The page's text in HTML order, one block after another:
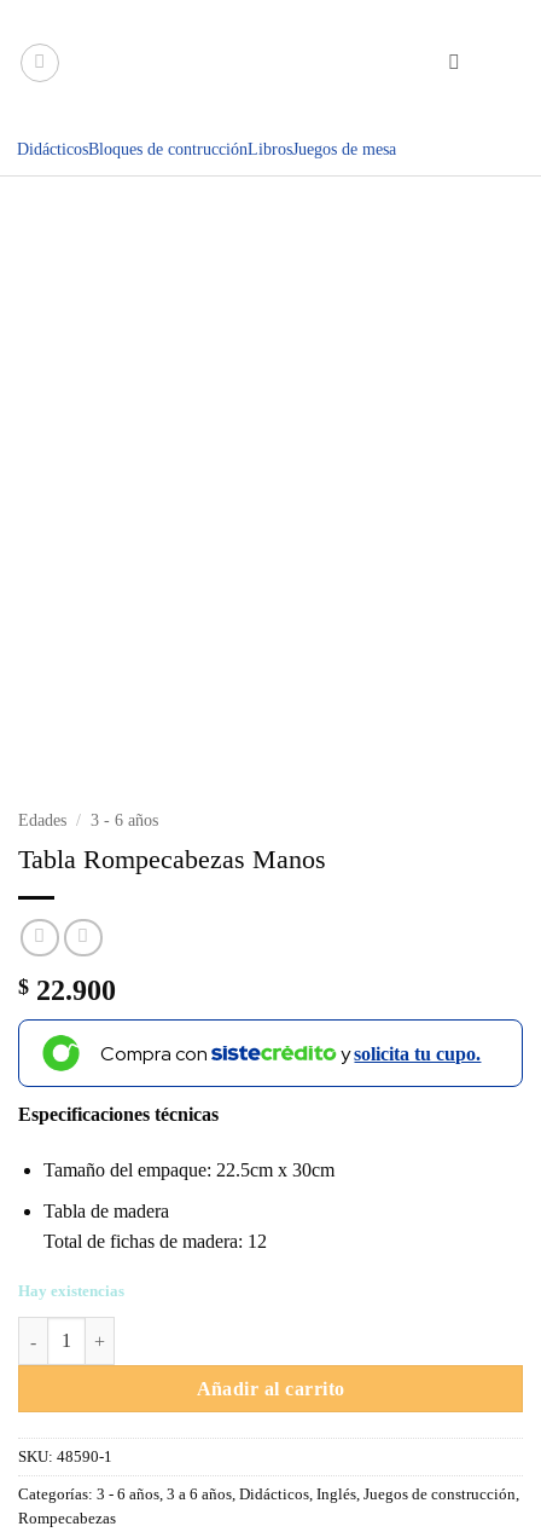
contenido
DidácticosBloques de contrucciónLibrosJuegos de mesa
Edades / 3 - 6 años
Tabla Rompecabezas Manos
$ 22.900
Compra con ysolicita tu cupo.
Especificaciones técnicas
Tamaño del empaque: 22.5cm x 30cm
Tabla de madera
Total de fichas de madera: 12
Hay existencias
Añadir al carrito
SKU: 48590-1
Categorías: 3 - 6 años, 3 a 6 años, Didácticos, Inglés, Juegos de construcción,
Rompecabezas